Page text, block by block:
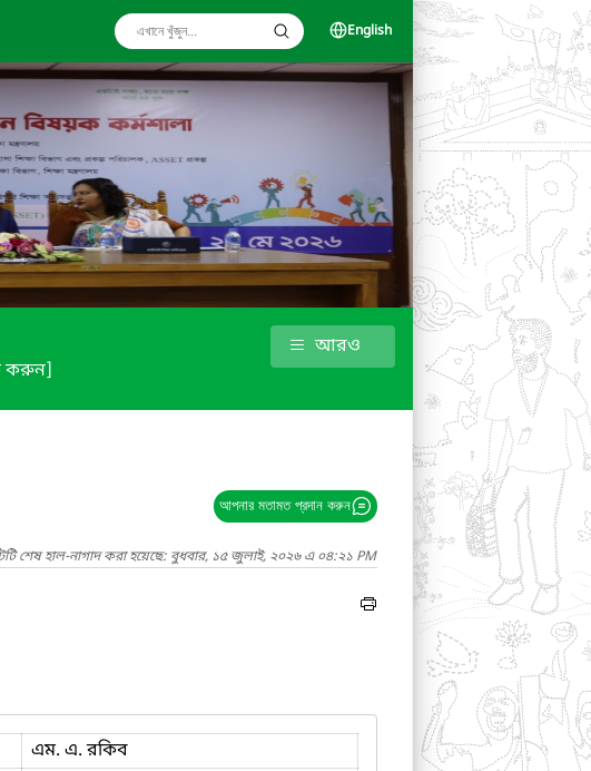
English
করুন]
আরও
আপনার মতামত প্রদান করুন
শেষ হাল-নাগাদ করা হয়েছে: বুধবার, ১৫ জুলাই, ২০২৬ এ ০৪:২১ PM
এম. এ. রকিব